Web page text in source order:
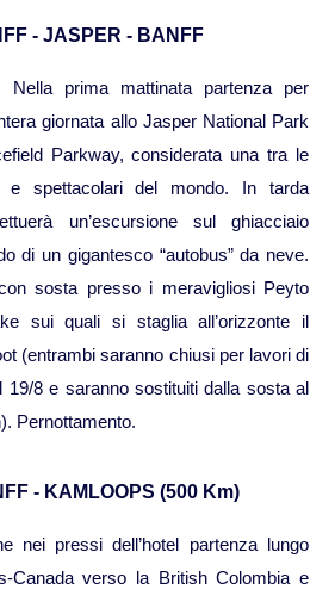
Galapagos
- JASPER - BANFF
Nella prima mattinata partenza per
giornata allo Jasper National Park
Parkway, considerata una tra le
e spettacolari del mondo. In tarda
un’escursione sul ghiacciaio
di un gigantesco “autobus” da neve.
sosta presso i meravigliosi Peyto
sui quali si staglia all’orizzonte il
(entrambi saranno chiusi per lavori di
19/8 e saranno sostituiti dalla sosta al
Pernottamento.
- KAMLOOPS (500 Km)
nei pressi dell’hotel partenza lungo
Canada verso la British Colombia e